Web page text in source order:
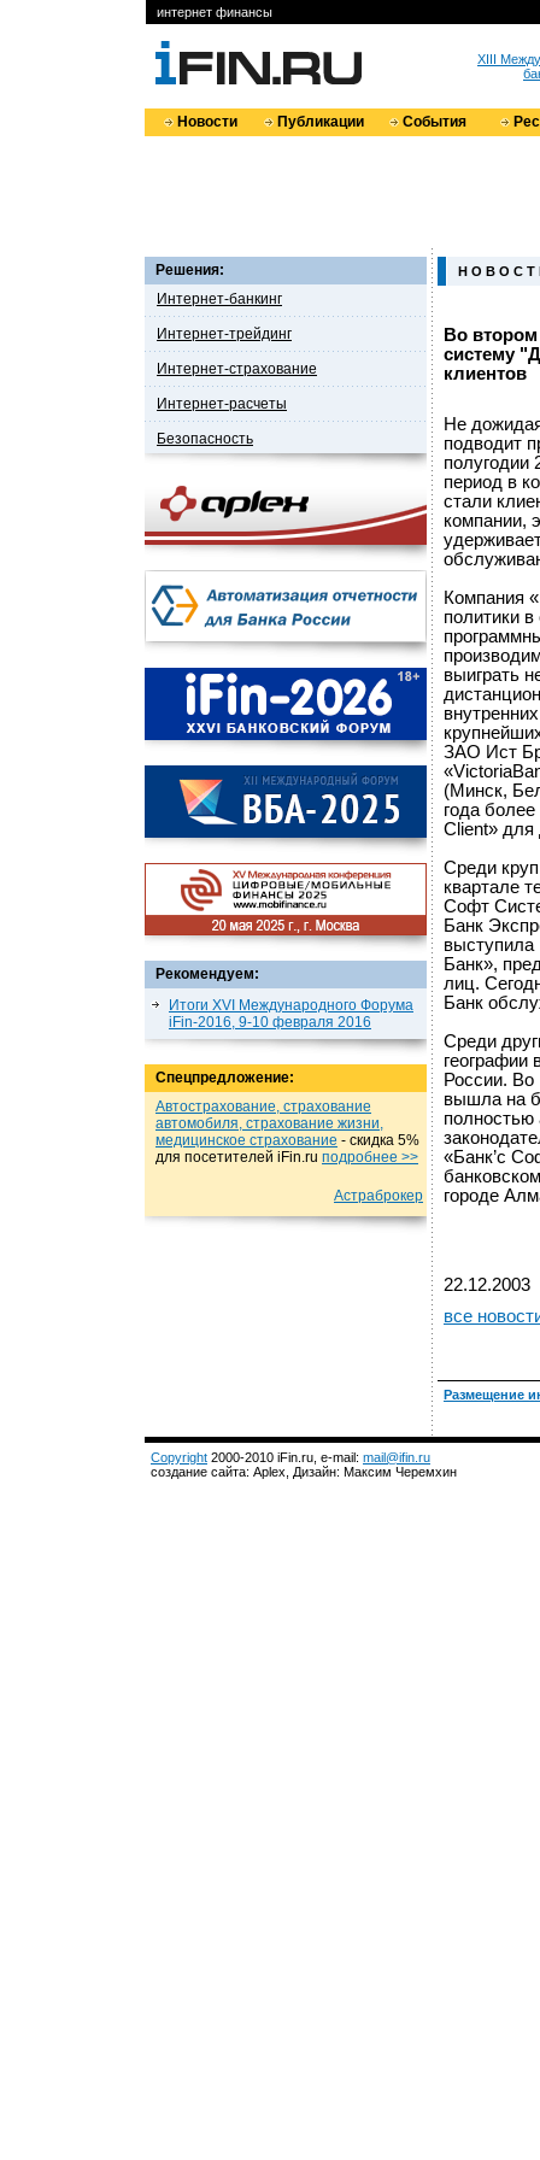
интернет финансы
XIII
Новости Публикации События
Решения:
Интернет-банкинг
Интернет-трейдинг
Интернет-страхование
Интернет-расчеты
Безопасность
Рекомендуем:
Итоги XVI Международного Форума
iFin-2016, 9-10 февраля 2016
Спецпредложение:
Автострахование, страхование
автомобиля, страхование жизни,
медицинское страхование - cкидка 5%
для посетителей iFin.ru подробнеe >>
Астраброкер
Н О В О С Т
Во
систему
клиентов
Не
подводит
полугодии
период в
стали
компании,
Компания
политики
выиграть
ЗАО Ист
(Минск,
года
Client» для
Среди
квартале
Софт
Банк
выступила
Банк»,
лиц.
Банк
Среди
географии
России. Во
вышла на
полностью
«Банк’c
городе
22.12.2003
все
Размещение
Copyright 2000-2010 iFin.ru, e-mail: mail@ifin.ru
создание сайта: Aplex, Дизайн: Максим Черемхин